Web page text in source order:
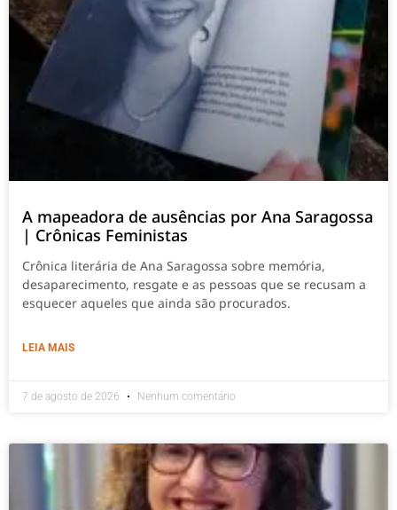
A mapeadora de ausências por Ana Saragossa
| Crônicas Feministas
Crônica literária de Ana Saragossa sobre memória,
desaparecimento, resgate e as pessoas que se recusam a
esquecer aqueles que ainda são procurados.
LEIA MAIS
7 de agosto de 2026 Nenhum comentário